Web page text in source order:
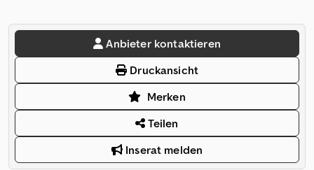
Anbieter kontaktieren
Druckansicht
Merken
Teilen
Inserat melden